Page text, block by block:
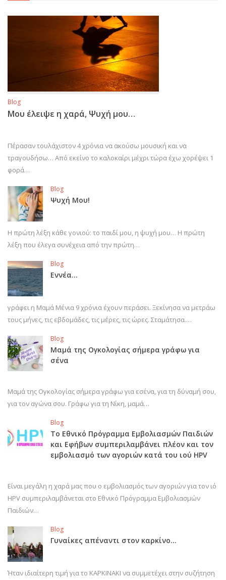
Blog
Μου έλειψε η χαρά, Ψυχή μου…
Πέρασαν τουλάχιστον 4 χρόνια να ακούσω μουσική και να
τραγουδήσω… Από εκείνο το καλοκαίρι μέχρι τώρα έχω χορέψει 1
φορά…
Blog
Ψυχή Μου!
Η πρώτη λέξη κάθε γονιού: το παιδί μου, η ψυχή μου… Η πρώτη
λέξη που έλεγα συνέχεια από την πρώτη…
Blog
Εννέα…
γράφει η Μαμά Μένια 9 χρόνια έχουν περάσει. Ξεκίνησα να μετράω
τους μήνες, τις εβδομάδες, τις μέρες, τις ώρες. Σταμάτησα.…
Blog
Μαμά της Ογκολογίας σήμερα γράφω για
σένα
Μαμά της Ογκολογίας σήμερα γράφω για εσένα, για τη δύναμή σου,
για τον αγώνα σου. Γράφω για τη Νίκη, μαμά…
Blog
Το Εθνικό Πρόγραμμα Εμβολιασμών Παιδιών
και Εφήβων συμπεριλαμβάνει πλέον και τον
εμβολιασμό των αγοριών κατά του ιού HPV
Είναι μεγάλη η χαρά μας που ο εμβολιασμός των αγοριών για τον ιό
HPV συμπεριλαμβάνεται στο Εθνικό Πρόγραμμα Εμβολιασμών
Παιδιών…
Blog
Γυναίκες απέναντι στον καρκίνο…
Ήταν ιδιαίτερη τιμή για το ΚΑΡΚΙΝΑΚΙ να συμμετέχει στην συζήτηση